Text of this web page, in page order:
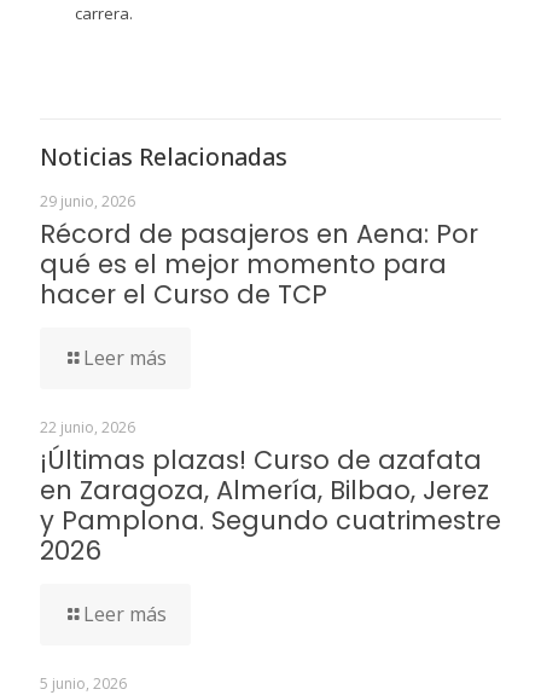
carrera.
Noticias Relacionadas
29 junio, 2026
Récord de pasajeros en Aena: Por
qué es el mejor momento para
hacer el Curso de TCP
Leer más
22 junio, 2026
¡Últimas plazas! Curso de azafata
en Zaragoza, Almería, Bilbao, Jerez
y Pamplona. Segundo cuatrimestre
2026
Leer más
5 junio, 2026